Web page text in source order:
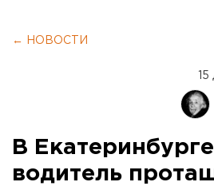
← НОВОСТИ
В
водитель